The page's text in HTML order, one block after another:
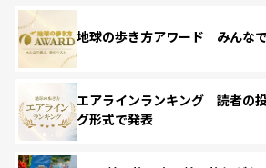
地球の歩き方アワード みんなで
エアラインランキング 読者の
グ形式で発表